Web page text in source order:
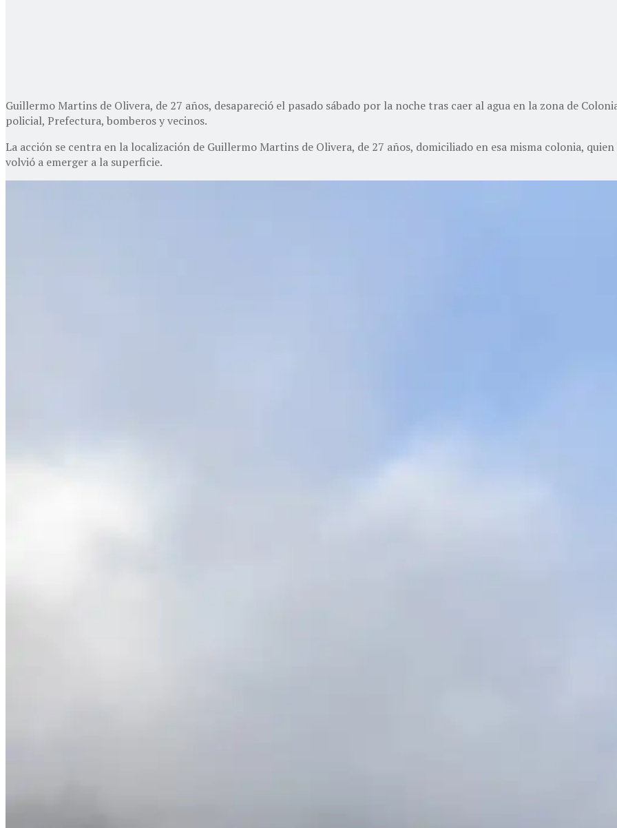
Guillermo Martins de Olivera, de 27 años, desapareció el pasado sábado por la noche tras caer al agua en la zona de
policial, Prefectura, bomberos y vecinos.
La acción se centra en la localización de Guillermo Martins de Olivera, de 27 años, domiciliado en esa misma colonia,
volvió a emerger a la superficie.